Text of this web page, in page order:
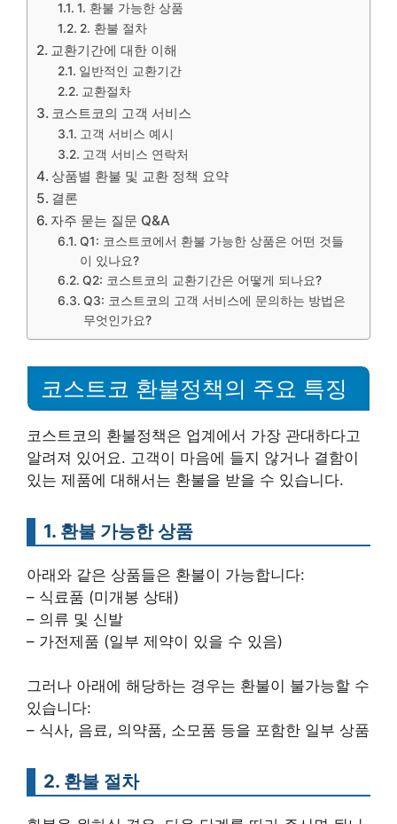
1. 환불 가능한 상품
2. 환불 절차
교환기간에 대한 이해
일반적인 교환기간
교환절차
코스트코의 고객 서비스
고객 서비스 예시
고객 서비스 연락처
상품별 환불 및 교환 정책 요약
결론
자주 묻는 질문 Q&A
Q1: 코스트코에서 환불 가능한 상품은 어떤 것들
이 있나요?
Q2: 코스트코의 교환기간은 어떻게 되나요?
Q3: 코스트코의 고객 서비스에 문의하는 방법은
무엇인가요?
코스트코 환불정책의 주요 특징
코스트코의 환불정책은 업계에서 가장 관대하다고
알려져 있어요. 고객이 마음에 들지 않거나 결함이
있는 제품에 대해서는 환불을 받을 수 있습니다.
1. 환불 가능한 상품
아래와 같은 상품들은 환불이 가능합니다:
– 식료품 (미개봉 상태)
– 의류 및 신발
– 가전제품 (일부 제약이 있을 수 있음)
그러나 아래에 해당하는 경우는 환불이 불가능할 수
있습니다:
– 식사, 음료, 의약품, 소모품 등을 포함한 일부 상품
2. 환불 절차